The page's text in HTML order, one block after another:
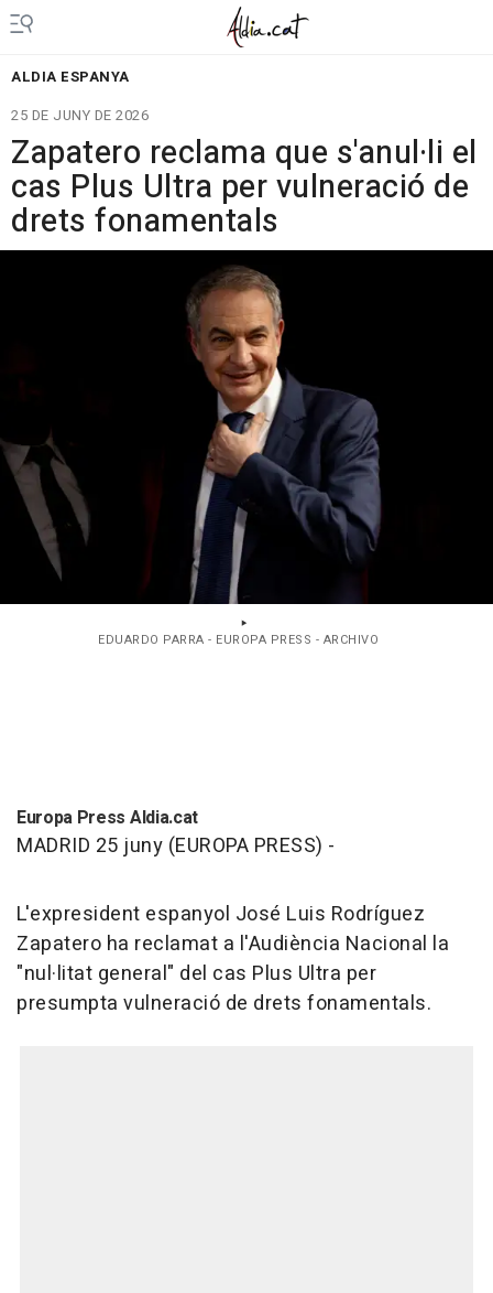
ALDIA ESPANYA
25 DE JUNY DE 2026
Zapatero reclama que s'anul·li el
cas Plus Ultra per vulneració de
drets fonamentals
EDUARDO PARRA - EUROPA PRESS - ARCHIVO
Europa Press Aldia.cat
MADRID 25 juny (EUROPA PRESS) -
L'expresident espanyol José Luis Rodríguez
Zapatero ha reclamat a l'Audiència Nacional la
"nul·litat general" del cas Plus Ultra per
presumpta vulneració de drets fonamentals.